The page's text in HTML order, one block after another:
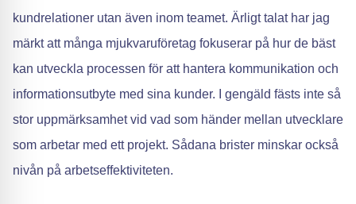
kundrelationer utan även inom teamet. Ärligt talat har jag
märkt att många mjukvaruföretag fokuserar på hur de bäst
kan utveckla processen för att hantera kommunikation och
informationsutbyte med sina kunder. I gengäld fästs inte så
stor uppmärksamhet vid vad som händer mellan utvecklare
som arbetar med ett projekt. Sådana brister minskar också
nivån på arbetseffektiviteten.